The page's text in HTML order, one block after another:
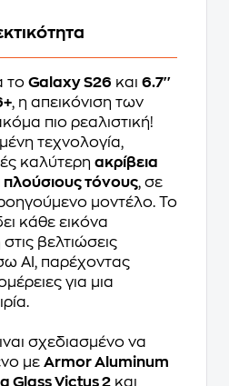
το Galaxy S26 και 6.7''
, η απεικόνιση των
πιο ρεαλιστική!
τεχνολογία,
καλύτερη ακρίβεια
πλούσιους τόνους, σε
μοντέλο. Το
κάθε εικόνα
βελτιώσεις
AI, παρέχοντας
για μια
σχεδιασμένο να
με Armor Aluminum
Glass Victus 2 και